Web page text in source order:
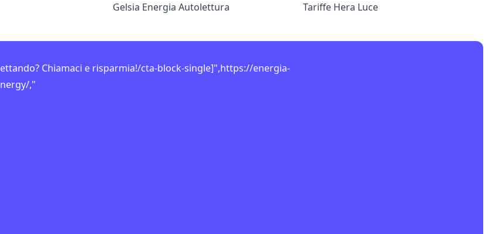
Gelsia Energia Autolettura
Tariffe Hera Luce
Chiamaci e risparmia!/cta-block-single]",https://energia-
,"